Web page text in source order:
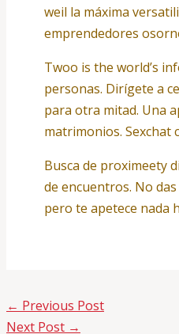
weil la máxima
emprendedores
Twoo is the world’s
personas. Dirígete a
para otra mitad. Una
matrimonios. Sexchat
Busca de proximeety
de encuentros. No
pero te apetece nada
← Previous Post
Next Post →